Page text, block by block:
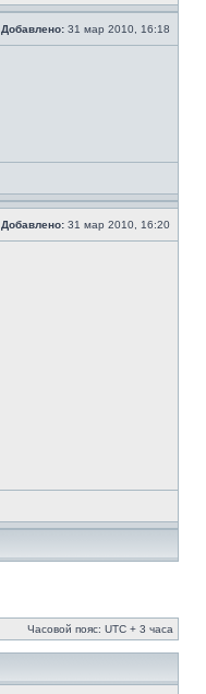
Добавлено: 31 мар 2010, 16:18
Добавлено: 31 мар 2010, 16:20
Часовой пояс: UTC + 3 часа